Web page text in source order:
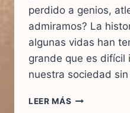
perdido a genios,
admiramos? La
algunas vidas han
grande que es difícil
nuestra sociedad sin
LEER MÁS